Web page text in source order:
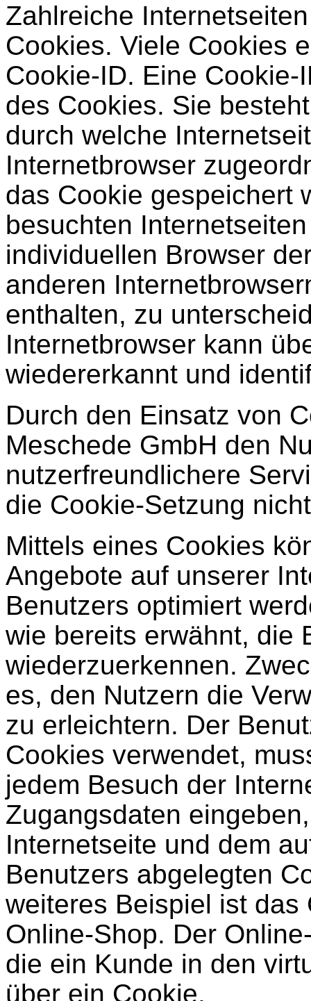
Zahlreiche
Cookies. Viele Cookies
Cookie-ID. Eine
des Cookies. Sie
durch welche
Internetbrowser
das Cookie gespeichert
besuchten
individuellen Browser
anderen
enthalten, zu
Internetbrowser kann
wiedererkannt und
Durch den Einsatz von
Meschede GmbH den
nutzerfreundlichere
die Cookie-Setzung
Mittels eines Cookies
Angebote auf unserer
Benutzers optimiert
wie bereits erwähnt, die
wiederzuerkennen.
es, den Nutzern die
zu erleichtern. Der
Cookies verwendet,
jedem Besuch der
Zugangsdaten
Internetseite und dem
Benutzers abgelegten
weiteres Beispiel ist das
Online-Shop. Der
die ein Kunde in den
über ein Cookie.